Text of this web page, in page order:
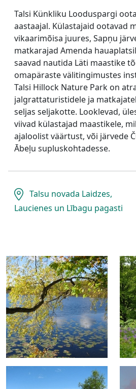
Talsi Künkliku Looduspargi
aastaajal. Külastajaid ootavad
vikaarimõisa juures, Sapņu
matkarajad Amenda
saavad nautida Läti maastike
omapäraste välitingimustes
Talsi Hillock Nature Park on
jalgrattaturistidele ja
seljas seljakotte. Looklevad,
viivad külastajad maastikele,
ajaloolist väärtust, või järvede
Ābeļu supluskohtadesse.
Talsu novada Laidzes,
Laucienes un Lībagu pagasti